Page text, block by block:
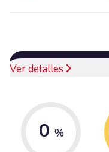
Ver detalles
0 %